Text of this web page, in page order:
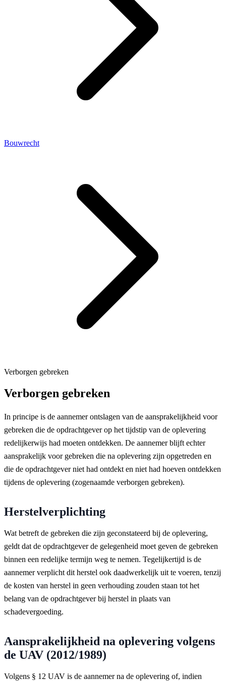
Bouwrecht
Verborgen gebreken
Verborgen gebreken
In principe is de aannemer ontslagen van de aansprakelijkheid voor
gebreken die de opdrachtgever op het tijdstip van de oplevering
redelijkerwijs had moeten ontdekken. De aannemer blijft echter
aansprakelijk voor gebreken die na oplevering zijn opgetreden en
die de opdrachtgever niet had ontdekt en niet had hoeven ontdekken
tijdens de oplevering (zogenaamde verborgen gebreken).
Herstelverplichting
Wat betreft de gebreken die zijn geconstateerd bij de oplevering,
geldt dat de opdrachtgever de gelegenheid moet geven de gebreken
binnen een redelijke termijn weg te nemen. Tegelijkertijd is de
aannemer verplicht dit herstel ook daadwerkelijk uit te voeren, tenzij
de kosten van herstel in geen verhouding zouden staan tot het
belang van de opdrachtgever bij herstel in plaats van
schadevergoeding.
Aansprakelijkheid na oplevering volgens
de UAV (2012/1989)
Volgens § 12 UAV is de aannemer na de oplevering of, indien